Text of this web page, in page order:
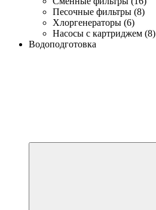
Песочные фильтры (8)
Хлоргенераторы (6)
Насосы с картриджем (8)
Водоподготовка